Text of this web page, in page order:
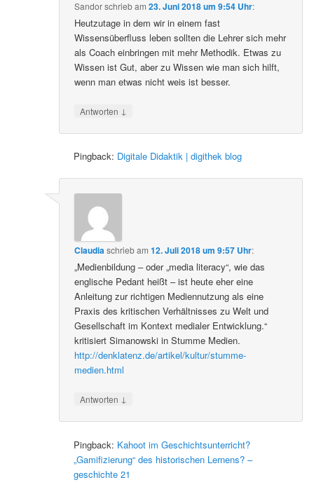
Sandorschriebam23. Juni 2018 um 9:54 Uhr:
Heutzutage in dem wir in einem fast
Wissensüberfluss leben sollten die Lehrer sich mehr
als Coach einbringen mit mehr Methodik. Etwas zu
Wissen ist Gut, aber zu Wissen wie man sich hilft,
wenn man etwas nicht weis ist besser.
Antworten ↓
Pingback: Digitale Didaktik | digithek blog
Claudiaschriebam12. Juli 2018 um 9:57 Uhr:
„Medienbildung – oder „media literacy“, wie das
englische Pedant heißt – ist heute eher eine
Anleitung zur richtigen Mediennutzung als eine
Praxis des kritischen Verhältnisses zu Welt und
Gesellschaft im Kontext medialer Entwicklung.“
kritisiert Simanowski in Stumme Medien.
http://denklatenz.de/artikel/kultur/stumme-
medien.html
Antworten ↓
Pingback: Kahoot im Geschichtsunterricht?
„Gamifizierung“ des historischen Lernens? –
geschichte 21